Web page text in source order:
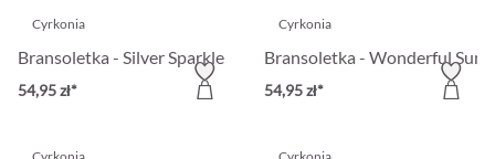
Cyrkonia
Bransoletka - Silver Sparkle
54,95 zł*
Cyrkonia
Bransoletka - Wonderful
54,95 zł*